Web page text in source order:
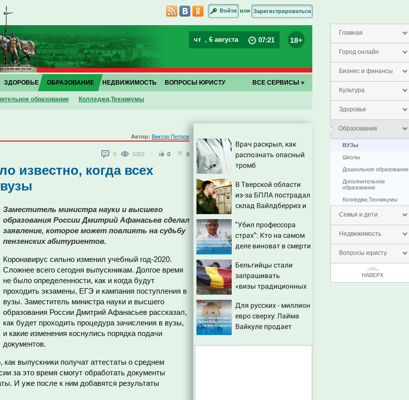
Главная
Город онлайн
Бизнес и финансы
Культура
Здоровье
Образование
ВУЗы
Школы
Дошкольное образование
Дополнительное
образование
Колледжи,Техникумы
Семья и дети
Недвижимость
Вопросы юристу
НАВЕРХ
Войти или Зарегистрироваться
чт , 6 августа 07:21 18+
ЗДОРОВЬЕ ОБРАЗОВАНИЕ
образование Колледжи,Техникумы
НЕДВИЖИМОСТЬ ВОПРОСЫ ЮРИСТУ ВСЕ СЕРВИСЫ
Автор: Виктор Петров
0 5353 0 0
известно, когда всех
Заместитель министра науки и высшего
образования России Дмитрий Афанасьев сделал
заявление, которое может повлиять на судьбу
пензенских абитуриентов.
Коронавирус сильно изменил учебный год-2020.
Сложнее всего сегодня выпускникам. Долгое время
не было определенности, как и когда будут
проходить экзамены, ЕГЭ и кампания поступления в
вузы. Заместитель министра науки и высшего
образования России Дмитрий Афанасьев рассказал,
как будет проходить процедура зачисления в вузы,
и какие изменения коснулись порядка подачи
документов.
выпускники получат аттестаты о среднем
за это время смогут обработать документы
И уже после к ним добавятся результаты
Врач раскрыл, как
распознать опасный
тромб
В Тверской области
из-за БПЛА пострадал
склад Вайлдберриз и
Новости Твери и
городов Тверской
области сегодня -
новости. Новости
"Убил профессора
страх": Кто на самом
деле виноват в смерти
остановившего
мальчишек на поле с
горохом
Бельгийцы стали
запрашивать
«визы традиционных
посольстве РФ
Для русских - миллион
евро сверху: Лайма
Вайкуле продает
нацистской логике